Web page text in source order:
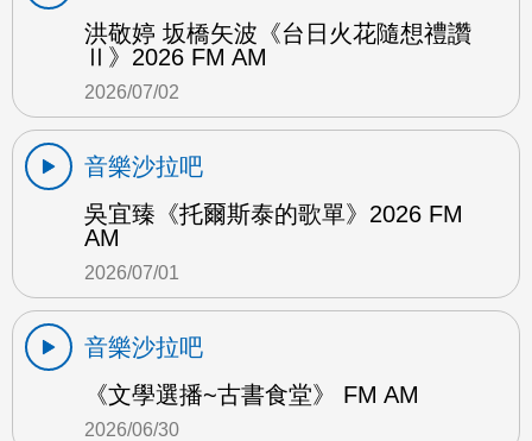
洪敬婷 坂橋矢波《台日火花隨想禮讚
Ⅱ》2026 FM AM
2026/07/02
音樂沙拉吧
吳宜臻《托爾斯泰的歌單》2026 FM
AM
2026/07/01
音樂沙拉吧
《文學選播~古書食堂》 FM AM
2026/06/30